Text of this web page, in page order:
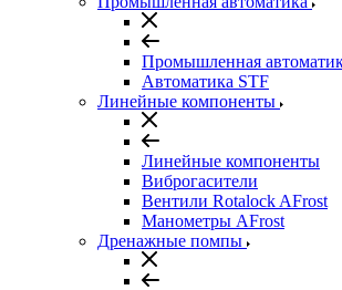
Промышленная
Автоматика STF
Линейные компоненты
Линейные компоненты
Виброгасители
Вентили Rotalock AFrost
Манометры AFrost
Дренажные помпы